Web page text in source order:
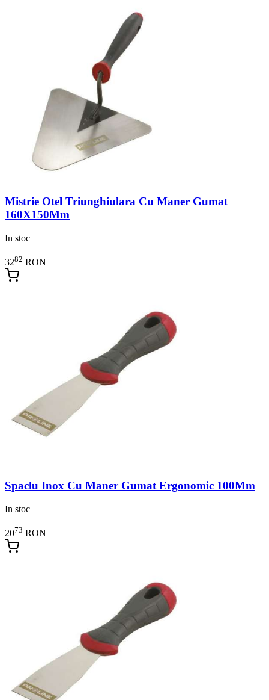
Mistrie Otel Triunghiulara Cu Maner Gumat
160X150Mm
In stoc
3282 RON
Spaclu Inox Cu Maner Gumat Ergonomic 100Mm
In stoc
2073 RON